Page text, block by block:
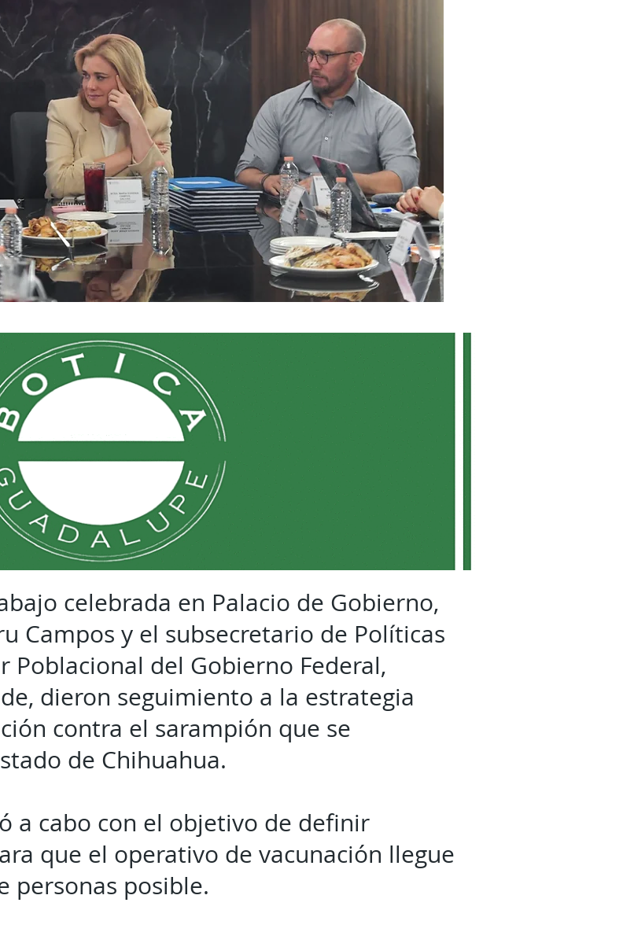
celebrada en Palacio de Gobierno,
Campos y el subsecretario de Políticas
Poblacional del Gobierno Federal,
dieron seguimiento a la estrategia
contra el sarampión que se
de Chihuahua.
a cabo con el objetivo de definir
que el operativo de vacunación llegue
personas posible.